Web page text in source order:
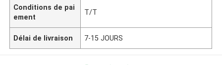
Conditions de pai
ement
T/T
Délai de livraison 7-15 JOURS